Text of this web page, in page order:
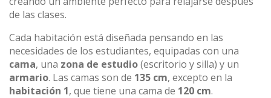
de las clases.
Cada habitación está diseñada pensando en las
necesidades de los estudiantes, equipadas con una
cama, una zona de estudio(escritorio y silla) y un
armario. Las camas son de 135 cm, excepto en la
habitación 1, que tiene una cama de 120 cm.